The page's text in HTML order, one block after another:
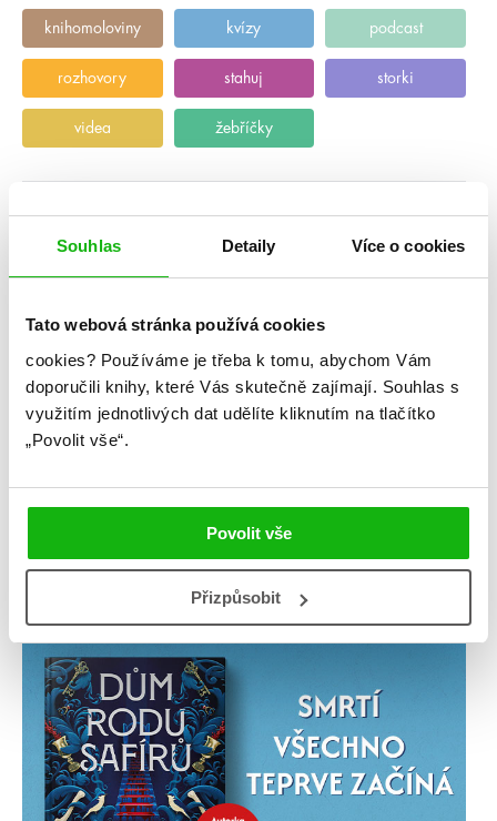
Souhlas Detaily Více o cookies
Tato webová stránka používá cookies
cookies? Používáme je třeba k tomu, abychom Vám
doporučili knihy, které Vás skutečně zajímají. Souhlas s
využitím jednotlivých dat udělíte kliknutím na tlačítko
„Povolit vše“.
Povolit vše
Přizpůsobit
knihomoloviny kvízy podcast
rozhovory stahuj storki
videa žebříčky